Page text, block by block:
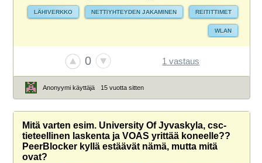
LÄHIVERKKO NETTIYHTEYDEN JAKAMINEN REITITTIMET
WLAN
0 1 vastaus
Anonyymi käyttäjä 15 vuotta sitten
Mitä varten esim. University Of Jyvaskyla, csc-
tieteellinen laskenta ja VOAS yrittää koneelle??
PeerBlocker kyllä estäävät nämä, mutta mitä
ovat?